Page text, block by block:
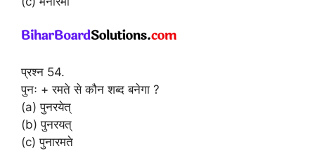
प्रश्न 54.
पुनः + रमते से कौन शब्द बनेगा ?
(a) पुनरयेत्
(b) पुनरयत्
(c) पुनारमते